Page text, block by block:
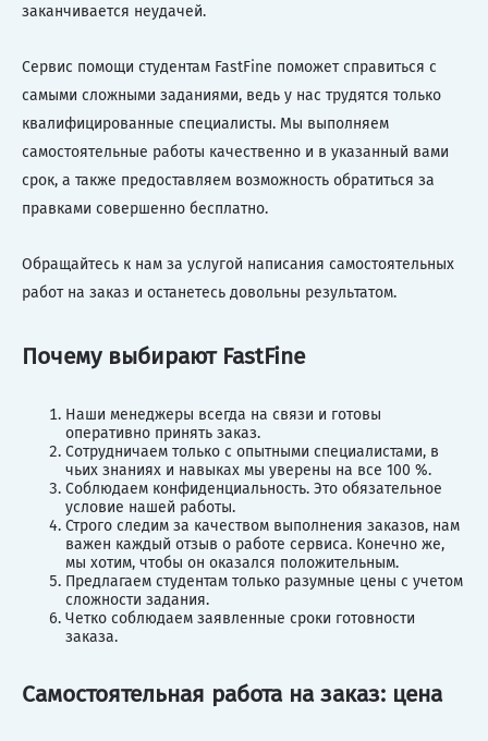
заканчивается неудачей.
Сервис помощи студентам FastFine поможет справиться с
самыми сложными заданиями, ведь у нас трудятся только
квалифицированные специалисты. Мы выполняем
самостоятельные работы качественно и в указанный вами
срок, а также предоставляем возможность обратиться за
правками совершенно бесплатно.
Обращайтесь к нам за услугой написания самостоятельных
работ на заказ и останетесь довольны результатом.
Почему выбирают FastFine
Наши менеджеры всегда на связи и готовы
оперативно принять заказ.
Сотрудничаем только с опытными специалистами, в
чьих знаниях и навыках мы уверены на все 100 %.
Соблюдаем конфиденциальность. Это обязательное
условие нашей работы.
Строго следим за качеством выполнения заказов, нам
важен каждый отзыв о работе сервиса. Конечно же,
мы хотим, чтобы он оказался положительным.
Предлагаем студентам только разумные цены с учетом
сложности задания.
Четко соблюдаем заявленные сроки готовности
заказа.
Самостоятельная работа на заказ: цена